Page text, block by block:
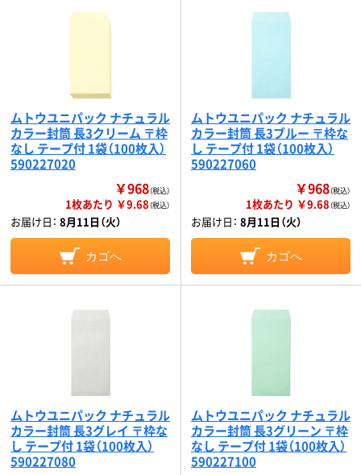
ムトウユニパック ナチュラル
カラー封筒 長3クリーム 〒枠
なし テープ付 1袋（100枚入）
590227020
￥968（税込）
1枚あたり ￥9.68（税込）
お届け日： 8月11日（火）
カゴへ
ムトウユニパック ナチュラル
カラー封筒 長3ブルー 〒枠な
し テープ付 1袋（100枚入）
590227060
￥968（税込）
1枚あたり ￥9.68（税込）
お届け日： 8月11日（火）
カゴへ
ムトウユニパック ナチュラル
カラー封筒 長3グレイ 〒枠な
し テープ付 1袋（100枚入）
590227080
ムトウユニパック ナチュラル
カラー封筒 長3グリーン 〒枠
なし テープ付 1袋（100枚入）
590227100